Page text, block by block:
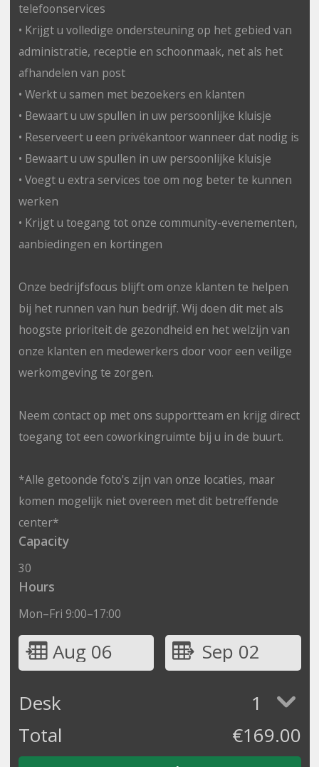
telefoonservices
• Krijgt u volledige ondersteuning op het gebied van
administratie, receptie en schoonmaak, net als het
afhandelen van post
• Werkt u samen met bezoekers en klanten
• Bewaart u uw spullen in uw persoonlijke kluisje
• Reserveert u een privékantoor wanneer dat nodig is
• Bewaart u uw spullen in uw persoonlijke kluisje
• Voegt u extra services toe om nog beter te kunnen
werken
• Krijgt u toegang tot onze community-evenementen,
aanbiedingen en kortingen
Onze bedrijfsfocus blijft om onze klanten te helpen
bij het runnen van hun bedrijf. Wij doen dit met als
hoogste prioriteit de gezondheid en het welzijn van
onze klanten en medewerkers door voor een veilige
werkomgeving te zorgen.
Neem contact op met ons supportteam en krijg direct
toegang tot een coworkingruimte bij u in de buurt.
*Alle getoonde foto's zijn van onze locaties, maar
komen mogelijk niet overeen met dit betreffende
center*
Capacity
30
Hours
Mon–Fri 9:00–17:00
Aug 06
Sep 02
Desk
1
Total
€169.00